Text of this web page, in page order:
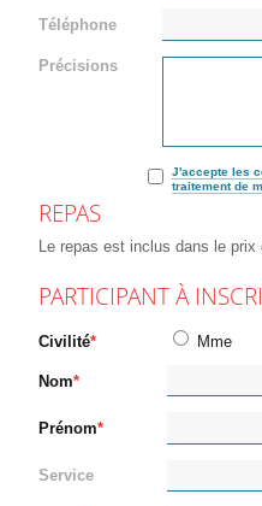
Téléphone
Précisions
J'accepte les
traitement de
REPAS
Le repas est inclus dans le prix
PARTICIPANT À
Civilité Mme
Nom
Prénom
Service